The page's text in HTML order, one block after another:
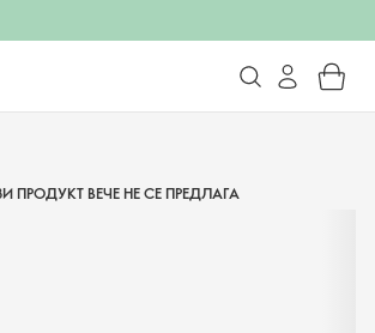
ПРОДУКТ ВЕЧЕ НЕ СЕ ПРЕДЛАГА